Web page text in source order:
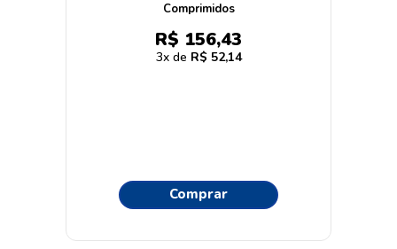
Comprimidos
R$ 156,43
3 R$ 52,14
Comprar